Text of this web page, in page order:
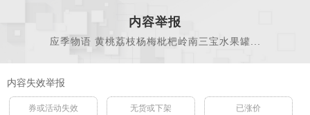
内容举报
应季物语 黄桃荔枝杨梅枇杷岭南三宝水果罐...
内容失效举报
券或活动失效 无货或下架 已涨价